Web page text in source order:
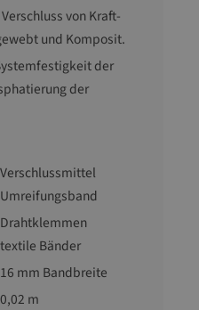
von Kraft-
und Komposit.
der
der
Verschlussmittel
Umreifungsband
Drahtklemmen
textile Bänder
16 mm Bandbreite
0,02 m